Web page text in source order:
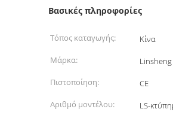
Βασικές πληροφορίες
Τόπος καταγωγής:
Κίνα
Μάρκα:
Πιστοποίηση:
CE
Αριθμό μοντέλου:
LS-